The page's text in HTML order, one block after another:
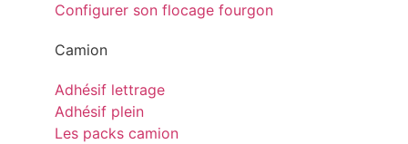
Configurer son flocage fourgon
Camion
Adhésif lettrage
Adhésif plein
Les packs camion